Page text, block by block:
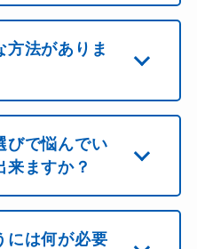
方法がありま
びで悩んでい
来ますか？
には何が必要